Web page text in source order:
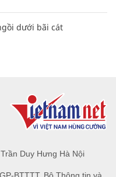
dưới bãi cát
Duy Hưng Hà Nội